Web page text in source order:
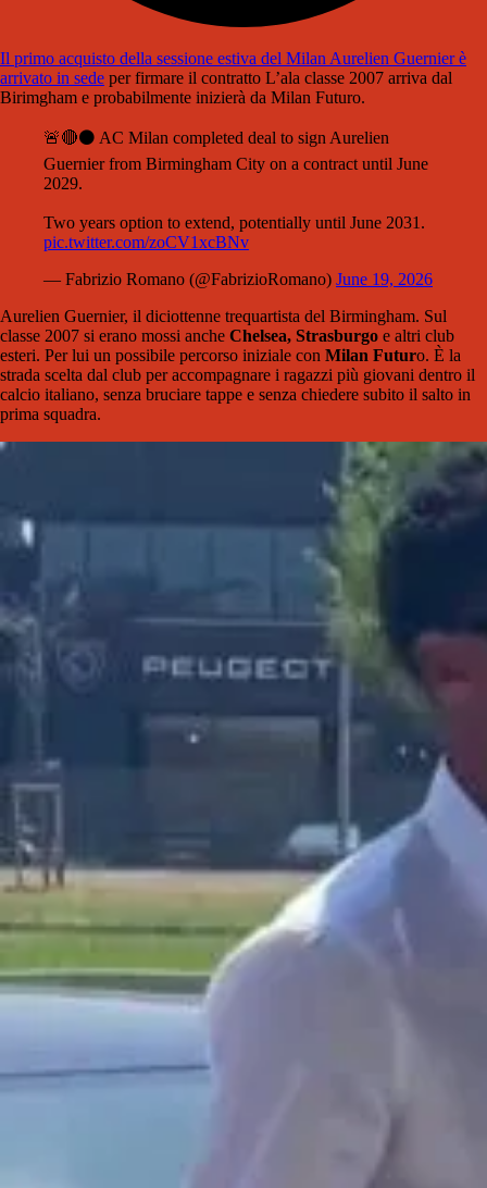
Il primo acquisto della sessione estiva del Milan Aurelien Guernier è
arrivato in sede per firmare il contratto L’ala classe 2007 arriva dal
Birimgham e probabilmente inizierà da Milan Futuro.
🚨🔴⚫️ AC Milan completed deal to sign Aurelien
Guernier from Birmingham City on a contract until June
2029.
Two years option to extend, potentially until June 2031.
pic.twitter.com/zoCV1xcBNv
— Fabrizio Romano (@FabrizioRomano) June 19, 2026
Aurelien Guernier, il diciottenne trequartista del Birmingham. Sul
classe 2007 si erano mossi anche Chelsea, Strasburgo e altri club
esteri. Per lui un possibile percorso iniziale con Milan Futuro. È la
strada scelta dal club per accompagnare i ragazzi più giovani dentro il
calcio italiano, senza bruciare tappe e senza chiedere subito il salto in
prima squadra.